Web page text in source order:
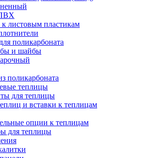
листовым пластикам
поликарбоната
и шайбы
поликарбоната
теплицы
для теплицы
и вставки к теплицам
опции к теплицам
для теплицы